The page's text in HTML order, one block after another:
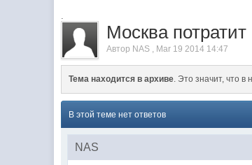
.
Москва
Автор NAS , Mar 19 2014 14:47
Тема находится в архиве. Это значит, что в
В этой теме нет ответов
NAS